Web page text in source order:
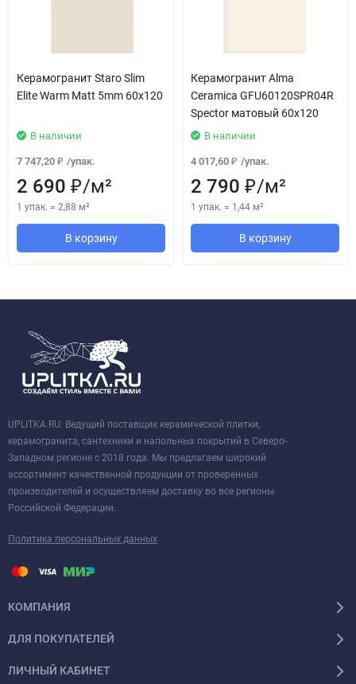
Керамогранит Staro Slim
Elite Warm Matt 5mm 60x120
В наличии
7 747,20 ₽ /упак.
2 690 ₽/м²
1 упак. = 2,88 м²
В корзину
Керамогранит Alma
Ceramica GFU60120SPR04R
Spector матовый 60x120
В наличии
4 017,60 ₽ /упак.
2 790 ₽/м²
1 упак. = 1,44 м²
В корзину
UPLITKA.RU: Ведущий поставщик керамической плитки,
керамогранита, сантехники и напольных покрытий в Северо-
Западном регионе с 2018 года. Мы предлагаем широкий
ассортимент качественной продукции от проверенных
производителей и осуществляем доставку во все регионы
Российской Федерации.
Политика персональных данных
КОМПАНИЯ
ДЛЯ ПОКУПАТЕЛЕЙ
ЛИЧНЫЙ КАБИНЕТ